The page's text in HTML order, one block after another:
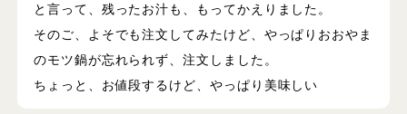
と言って、残ったお汁も、もってかえりました。
そのご、よそでも注文してみたけど、やっぱりおおやま
のモツ鍋が忘れられず、注文しました。
ちょっと、お値段するけど、やっぱり美味しい